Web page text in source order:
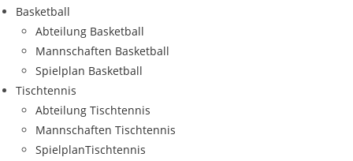
Bas­ket­ball
Abtei­lung Basketball
Mann­schaf­ten Basketball
Spiel­plan Basketball
Tisch­ten­nis
Abtei­lung Tischtennis
Mann­schaf­ten Tischtennis
Spiel­plan­Tisch­ten­nis